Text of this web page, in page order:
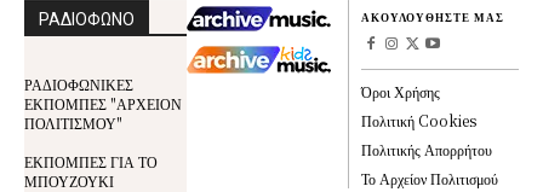
ΡΑΔΙΟΦΩΝΟ
ΡΑΔΙΟΦΩΝΙΚΕΣ
ΕΚΠΟΜΠΕΣ "ΑΡΧΕΙΟΝ
ΠΟΛΙΤΙΣΜΟΥ"
ΕΚΠΟΜΠΕΣ ΓΙΑ ΤΟ
ΜΠΟΥΖΟΥΚΙ
ΑΚΟΥΛΟΥΘΗΣΤΕ ΜΑΣ
Όροι Χρήσης
Πολιτική Cookies
Πολιτικής Απορρήτου
Το Αρχείον Πολιτισμού